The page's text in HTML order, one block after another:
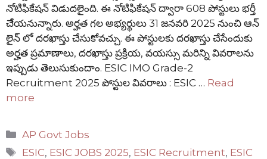
నోటిఫికేషన్ విడుదలైంది. ఈ నోటిఫికేషన్ ద్వారా 608 పోస్టులు భర్తీ
చేేయనున్నారు. అర్హత గల అభ్యర్థులు 31 జనవరి 2025 నుంచి ఆన్
లైన్ లో దరఖాస్తు చేసుకోవచ్చు. ఈ పోస్టులకు దరఖాస్తు చేసేందుకు
అర్హత ప్రమాణాలు, దరఖాస్తు ప్రక్రియ, వయస్సు మరిన్ని వివరాలను
ఇప్పుడు తెలుసుకుందాం. ESIC IMO Grade-2
Recruitment 2025 పోస్టుల వివరాలు : ESIC … Read
more
Categories
AP Govt Jobs
Tags
ESIC, ESIC JOBS 2025, ESIC Recruitment, ESIC